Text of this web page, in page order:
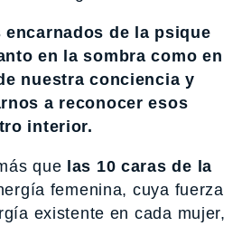
encarnados de la psique
en la sombra como en
nuestra conciencia y
a reconocer esos
interior.
que las 10 caras de la
femenina, cuya fuerza
existente en cada mujer,